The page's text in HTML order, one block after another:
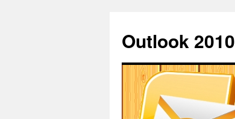
Inhalt
Outlook 2010